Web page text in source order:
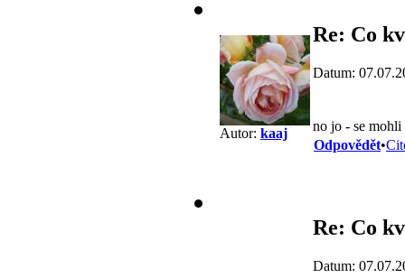
Autor: kaaj
Re: Co
Datum:
no jo - se
Odpovědět•
Re: Co
Datum: